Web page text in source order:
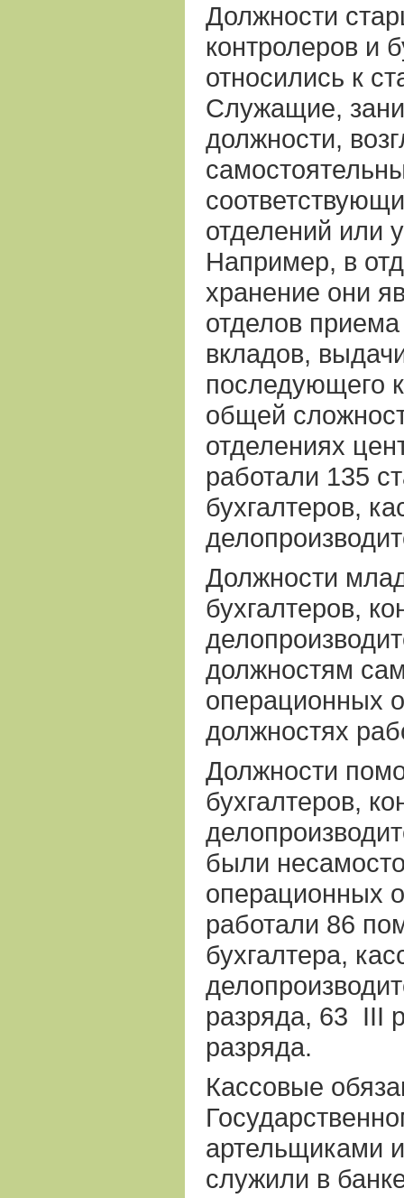
Должности
контролеров и
относились к
Служащие,
должности,
отделений или
Например, в
хранение они
отделов
вкладов,
последующего
общей
отделениях
работали 135
бухгалтеров,
Должности
бухгалтеров,
должностям
операционных
должностях
Должности
бухгалтеров,
были
операционных
работали 86
бухгалтера,
разряда, 63 III
разряда.
Кассовые
артельщиками
служили в